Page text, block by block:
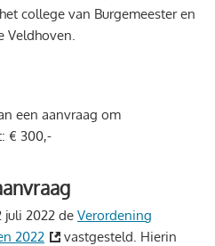
college van Burgemeester en
Veldhoven.
een aanvraag om
€ 300,-
juli 2022 de Verordening
2022
vastgesteld. Hierin